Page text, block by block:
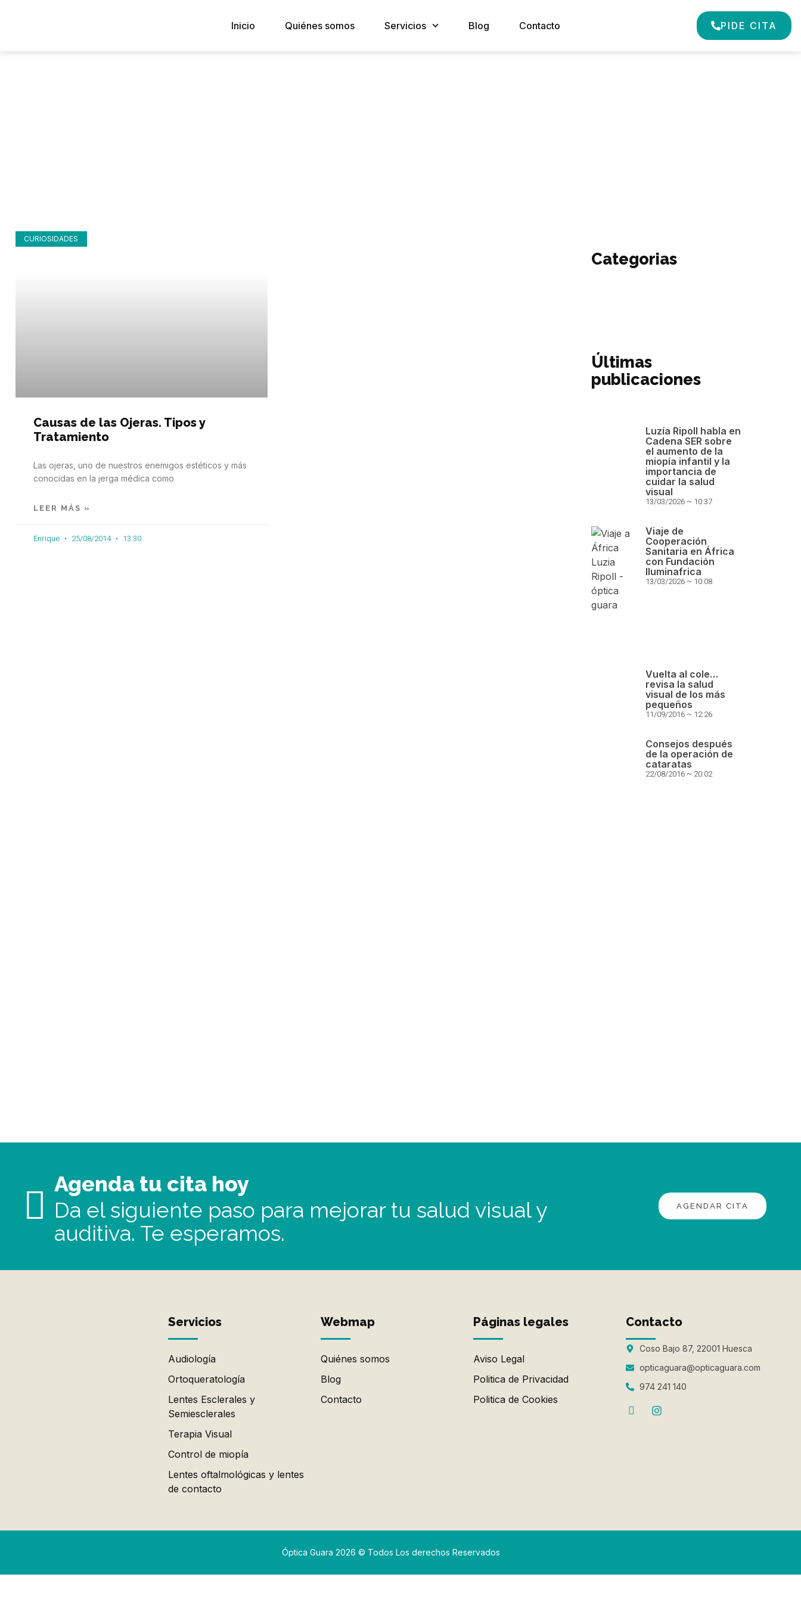
Inicio Quiénes somos Servicios Blog Contacto PIDE CITA
CURIOSIDADES
Causas de las Ojeras. Tipos y
Tratamiento
Las ojeras, uno de nuestros enemigos estéticos y más
conocidas en la jerga médica como
LEER MÁS »
Enrique 25/08/2014 13:30
Categorias
Últimas
publicaciones
Luzía Ripoll habla en
Cadena SER sobre
el aumento de la
miopía infantil y la
importancia de
cuidar la salud
visual
13/03/2026 10:37
Viaje de
Cooperación
Sanitaria en África
con Fundación
Iluminafrica
13/03/2026 10:08
Vuelta al cole…
revisa la salud
visual de los más
pequeños
11/09/2016 12:26
Consejos después
de la operación de
cataratas
22/08/2016 20:02
Agenda tu cita hoy
Da el siguiente paso para mejorar tu salud visual y
auditiva. Te esperamos.
AGENDAR CITA
Servicios
Audiología
Ortoqueratología
Lentes Esclerales y
Semiesclerales
Terapia Visual
Control de miopía
Lentes oftalmológicas y lentes
de contacto
Webmap
Quiénes somos
Blog
Contacto
Páginas legales
Aviso Legal
Politica de Privacidad
Politica de Cookies
Contacto
Coso Bajo 87, 22001 Huesca
opticaguara@opticaguara.com
974 241 140
Óptica Guara 2026 © Todos Los derechos Reservados